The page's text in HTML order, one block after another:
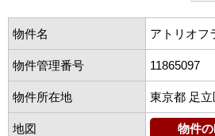
物件名 アトリオフ
物件管理番号 11865097
物件所在地 東京都 足
地図 物件